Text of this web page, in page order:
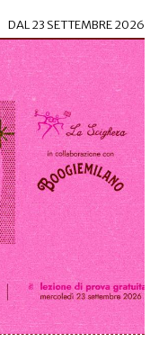
DAL23 SETTEMBRE 2026